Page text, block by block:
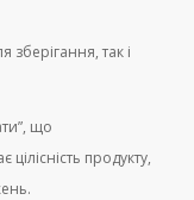
зберігання, так і
що
продукту,